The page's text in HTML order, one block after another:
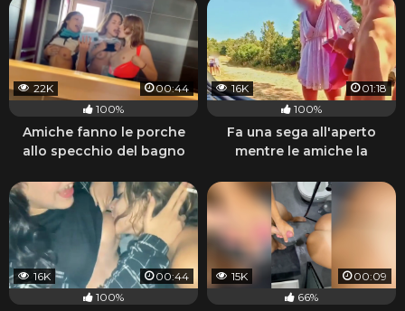
22K
00:44
100%
Amiche fanno le porche
allo specchio del bagno
16K
01:18
100%
Fa una sega all'aperto
mentre le amiche la
16K
00:44
100%
15K
00:09
66%